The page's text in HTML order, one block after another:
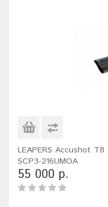
LEAPERS Accushot
SCP3-216UMOA
55 000 р.